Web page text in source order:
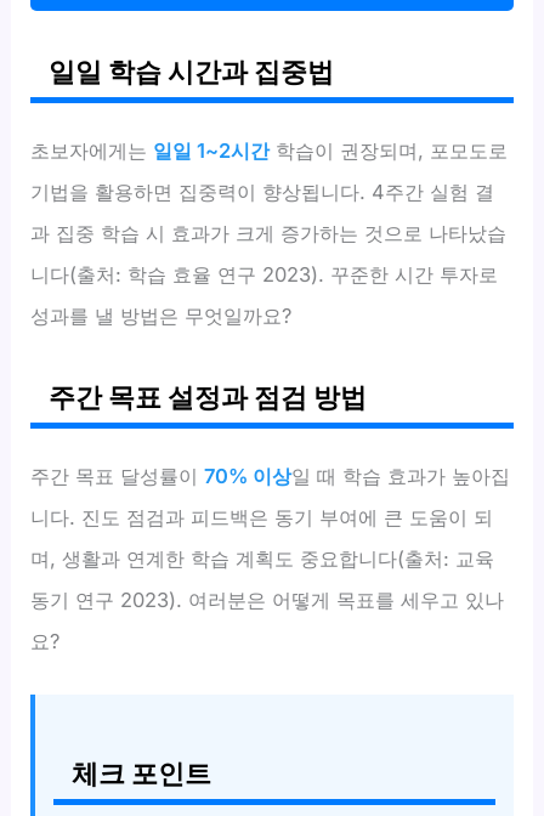
일일 학습 시간과 집중법
초보자에게는 일일 1~2시간학습이 권장되며, 포모도로
기법을 활용하면 집중력이 향상됩니다. 4주간 실험 결
과 집중 학습 시 효과가 크게 증가하는 것으로 나타났습
니다(출처: 학습 효율 연구 2023). 꾸준한 시간 투자로
성과를 낼 방법은 무엇일까요?
주간 목표 설정과 점검 방법
주간 목표 달성률이70% 이상일 때 학습 효과가 높아집
니다. 진도 점검과 피드백은 동기 부여에 큰 도움이 되
며, 생활과 연계한 학습 계획도 중요합니다(출처: 교육
동기 연구 2023). 여러분은 어떻게 목표를 세우고 있나
요?
체크 포인트